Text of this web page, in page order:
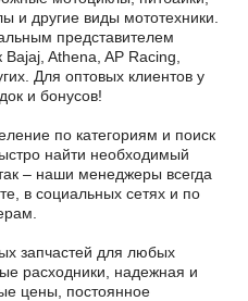
и другие виды мототехники.
представителем
Athena, AP Racing,
Для оптовых клиентов у
и бонусов!
по категориям и поиск
найти необходимый
– наши менеджеры всегда
в социальных сетях и по
запчастей для любых
расходники, надежная и
цены, постоянное